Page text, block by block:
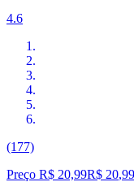
4.6
(177)
Preço R$ 20,99R$ 20,99